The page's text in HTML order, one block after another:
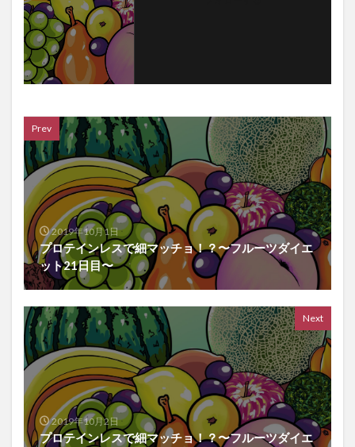
Prev
2019年10月1日
プロテインレスで細マッチョ！？〜フルーツダイエ
ット21日目〜
Next
2019年10月2日
プロテインレスで細マッチョ！？〜フルーツダイエ